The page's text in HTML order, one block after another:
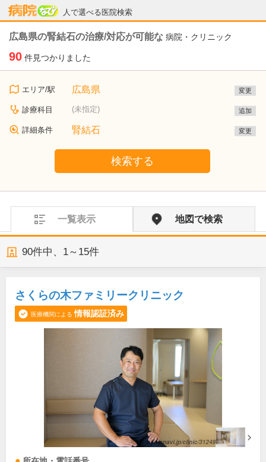
人で選べる医院検索
病院なび
広島県の腎結石の治療/対応が可能な 病院・クリニック
90 件見つかりました
エリア/駅 広島県 変更
診療科目 (未指定) 追加
詳細条件 腎結石 変更
検索する
一覧表示 地図で検索
90件中、 1～15件
さくらの木ファミリークリニック
医療機関による 情報認証済み